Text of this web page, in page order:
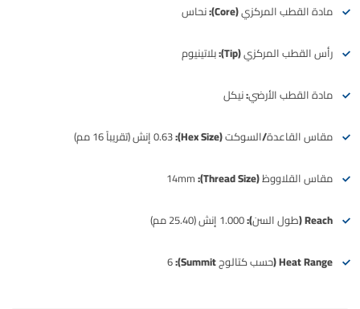
مادة القطب المركزي (Core): نحاس
رأس القطب المركزي (Tip): بلاتينيوم
مادة القطب الأرضي:نيكل
مقاس القاعدة/السوكت (Hex Size):
مقاس القلاووظ (Thread Size):
Reach (طول السن):
Heat Range (حسب كتالوج Summit):